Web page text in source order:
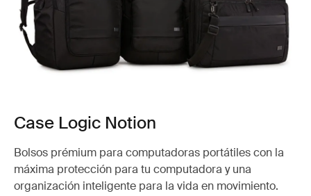
Case Logic Notion
Bolsos prémium para computadoras portátiles con la
máxima protección para tu computadora y una
organización inteligente para la vida en movimiento.